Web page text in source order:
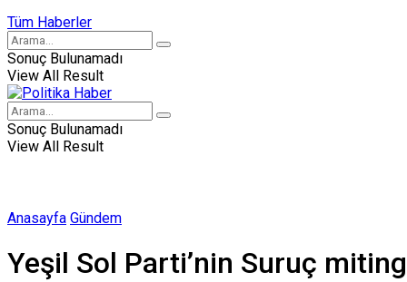
Tüm Haberler
Sonuç Bulunamadı
View All Result
Sonuç Bulunamadı
View All Result
Anasayfa Gündem
Yeşil Sol Parti’nin Suruç